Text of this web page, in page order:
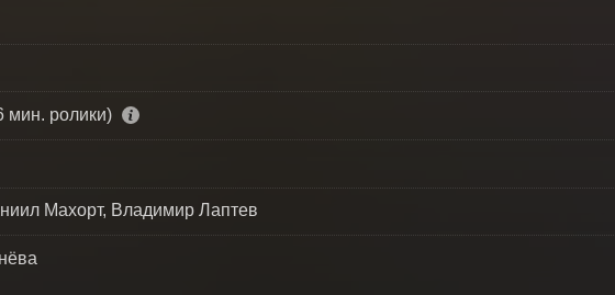
мин. ролики)
Махорт, Владимир Лаптев